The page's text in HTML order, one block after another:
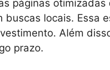
páginas
locais. Essa
Além
prazo.